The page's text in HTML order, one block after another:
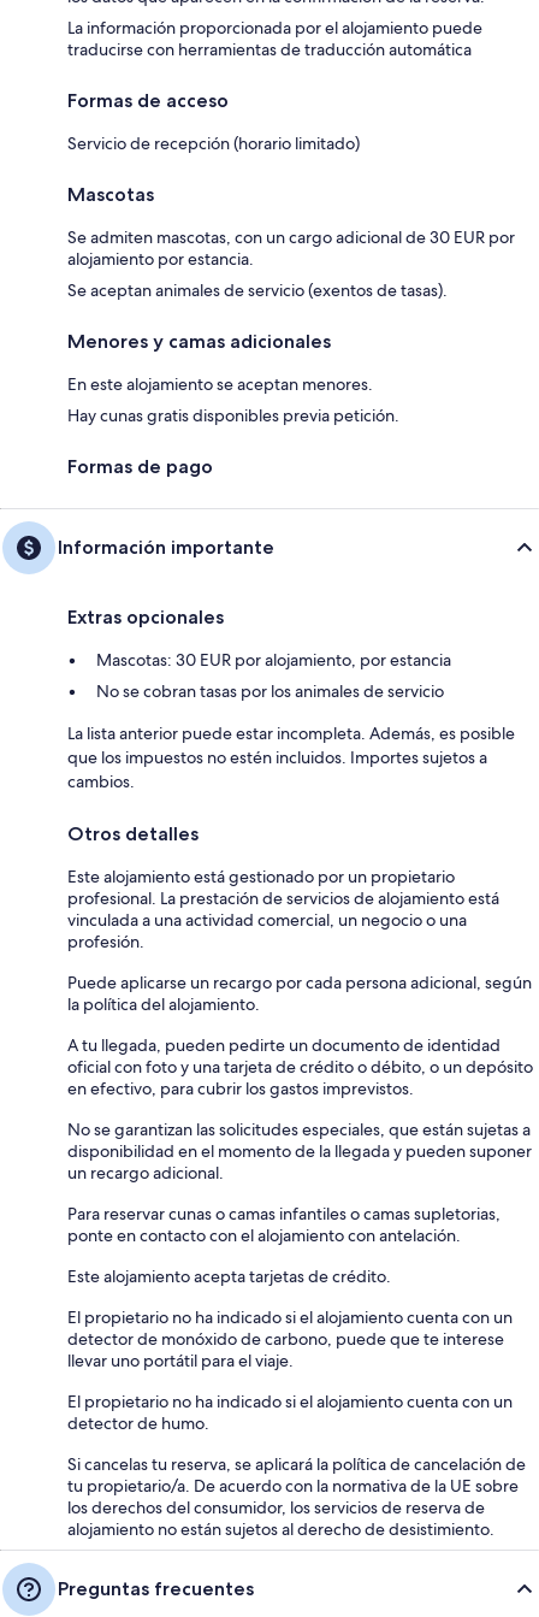
La información proporcionada por el alojamiento puede
traducirse con herramientas de traducción automática
Formas de acceso
Servicio de recepción (horario limitado)
Mascotas
Se admiten mascotas, con un cargo adicional de 30 EUR por
alojamiento por estancia.
Se aceptan animales de servicio (exentos de tasas).
Menores y camas adicionales
En este alojamiento se aceptan menores.
Hay cunas gratis disponibles previa petición.
Formas de pago
Información importante
Extras opcionales
Mascotas: 30 EUR por alojamiento, por estancia
No se cobran tasas por los animales de servicio
La lista anterior puede estar incompleta. Además, es posible
que los impuestos no estén incluidos. Importes sujetos a
cambios.
Otros detalles
Este alojamiento está gestionado por un propietario
profesional. La prestación de servicios de alojamiento está
vinculada a una actividad comercial, un negocio o una
profesión.
Puede aplicarse un recargo por cada persona adicional, según
la política del alojamiento.
A tu llegada, pueden pedirte un documento de identidad
oficial con foto y una tarjeta de crédito o débito, o un depósito
en efectivo, para cubrir los gastos imprevistos.
No se garantizan las solicitudes especiales, que están sujetas a
disponibilidad en el momento de la llegada y pueden suponer
un recargo adicional.
Para reservar cunas o camas infantiles o camas supletorias,
ponte en contacto con el alojamiento con antelación.
Este alojamiento acepta tarjetas de crédito.
El propietario no ha indicado si el alojamiento cuenta con un
detector de monóxido de carbono, puede que te interese
llevar uno portátil para el viaje.
El propietario no ha indicado si el alojamiento cuenta con un
detector de humo.
Si cancelas tu reserva, se aplicará la política de cancelación de
tu propietario/a. De acuerdo con la normativa de la UE sobre
los derechos del consumidor, los servicios de reserva de
alojamiento no están sujetos al derecho de desistimiento.
Preguntas frecuentes